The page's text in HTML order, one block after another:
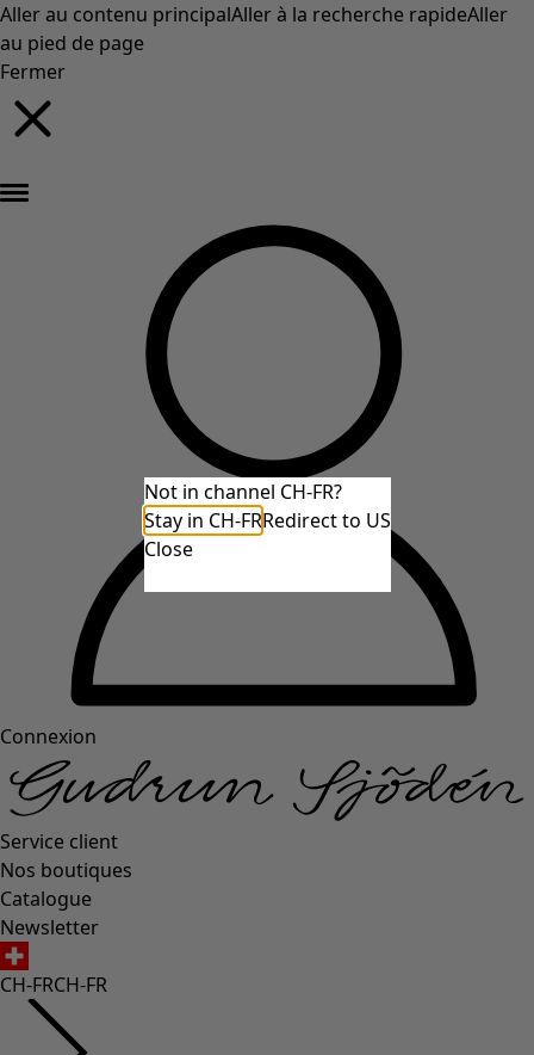
Aller au contenu principalAller à la recherche rapideAller
au pied de page
Fermer
Connexion
Service client
Nos boutiques
Catalogue
Newsletter
CH-FRCH-FR
Not in channel CH-FR?
Stay in CH-FRRedirect to US
Close